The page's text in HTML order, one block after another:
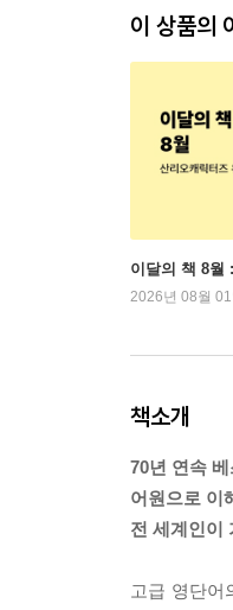
이 상품의
이달의 책 8월
2026년 08월
책소개
70년 연속
어원으로 이
전 세계인이
고급 영단어